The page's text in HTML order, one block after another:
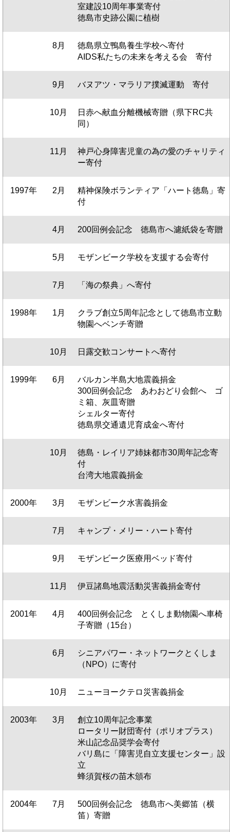
室建設10周年事業寄付
徳島市史跡公園に植樹
8月
徳島県立鴨島養生学校へ寄付
AIDS私たちの未来を考える会 寄付
9月 バヌアツ・マラリア撲滅運動 寄付
10月
日赤へ献血分離機械寄贈（県下RC共
同）
11月
神戸心身障害児童の為の愛のチャリティ
ー寄付
1997年 2月
精神保険ボランティア「ハート徳島」寄
付
4月 200回例会記念 徳島市へ濾紙袋を寄贈
5月 モザンビーク学校を支援する会寄付
7月 「海の祭典」へ寄付
1998年 1月
クラブ創立5周年記念として徳島市立動
物園へベンチ寄贈
10月 日露交歓コンサートへ寄付
1999年 6月
バルカン半島大地震義捐金
300回例会記念 あわおどり会館へ ゴ
ミ箱、灰皿寄贈
シェルター寄付
徳島県交通遺児育成金へ寄付
10月
徳島・レイリア姉妹都市30周年記念寄
付
台湾大地震義捐金
2000年 3月 モザンビーク水害義捐金
7月 キャンプ・メリー・ハート寄付
9月 モザンビーク医療用ベッド寄付
11月 伊豆諸島地震活動災害義捐金寄付
2001年 4月
400回例会記念 とくしま動物園へ車椅
子寄贈（15台）
6月
シニアパワー・ネットワークとくしま
（NPO）に寄付
10月 ニューヨークテロ災害義捐金
2003年 3月
創立10周年記念事業
ロータリー財団寄付（ポリオプラス）
米山記念品奨学会寄付
バリ島に「障害児自立支援センター」設
立
蜂須賀桜の苗木頒布
2004年 7月
500回例会記念 徳島市へ美郷笛（横
笛）寄贈